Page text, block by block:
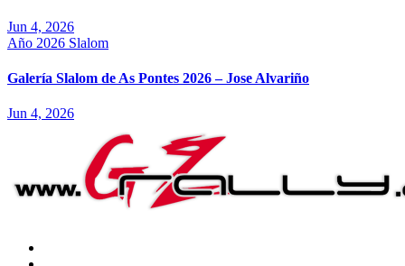
Jun 4, 2026
Año 2026 Slalom
Galería Slalom de As Pontes 2026 – Jose Alvariño
Jun 4, 2026